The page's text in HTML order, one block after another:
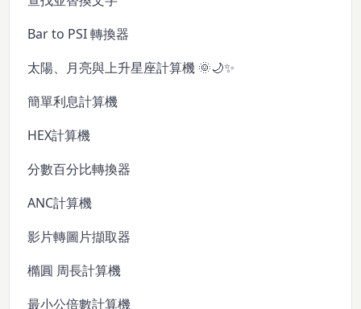
Bar to PSI 轉換器
太陽、月亮與上升星座計算機 🌞🌙✨
簡單利息計算機
HEX計算機
分數百分比轉換器
ANC計算機
影片轉圖片擷取器
橢圓 周長計算機
最小公倍數計算機